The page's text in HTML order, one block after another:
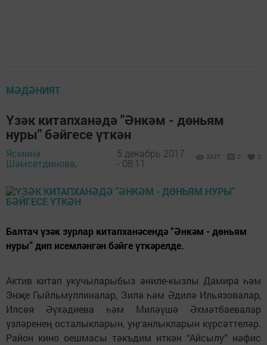
МӘДӘНИЯТ
Үзәк китапханәдә "Әнкәм - дөньям
нуры" бәйгесе үткән
Ясминә
Шәмсетдинова,
5 декабрь 2017
- 08:11
3337 0 2
Балтач үзәк зурлар китапханәсендә “Әнкәм - дөньям
нуры” дип исемләнгән бәйге үткәрелде.
Актив китап укучыларыбыз әниле-кызлы Дамира һәм
Энҗе Гыйльмуллиналар, Зилә һәм Әдилә Ильязовалар,
Илсөя Әүхәдиева һәм Миләүшә Әхмәтбаевалар
үзләренең осталыкларын, уңганлыкларын күрсәттеләр.
Район кино оешмасы тәкъдим иткән “Айсылу” нәфис